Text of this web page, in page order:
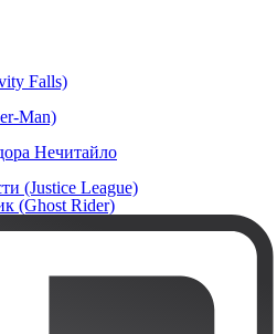
Falls)
Man)
Нечитайло
(Justice League)
(Ghost Rider)